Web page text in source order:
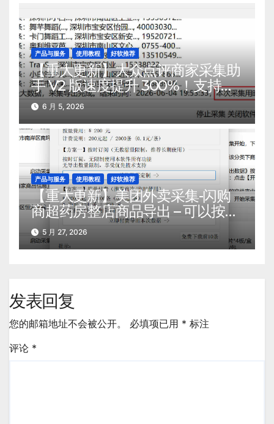
产品与服务 使用教程 好软推荐
【重大更新】大众点评商家采集助
手 V2 版速度提升 300%！支持超
过上百个行业！
6 月 5, 2026
产品与服务 使用教程 好软推荐
【重大更新】美团外卖采集-闪购
商超药房整店商品导出 – 可以按用
户采集后需要的导出数据量计费了
5 月 27, 2026
发表回复
您的邮箱地址不会被公开。 必填项已用 * 标注
评论 *